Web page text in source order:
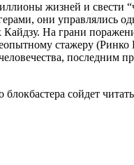
жизней и свести
они управлялись
На грани
стажеру (Ринко
последним
сойдет